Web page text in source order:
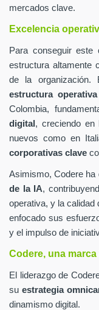
mercados clave.
Excelencia
Para conseguir
estructura altamente
de la
estructura
Colombia,
digital , creciendo en
nuevos como en
corporativas clave
Asimismo, Codere ha
de la IA,
operativa, y la calidad
enfocado sus
y el impulso de
Codere, una
El liderazgo de
suestrategia
dinamismo digital.